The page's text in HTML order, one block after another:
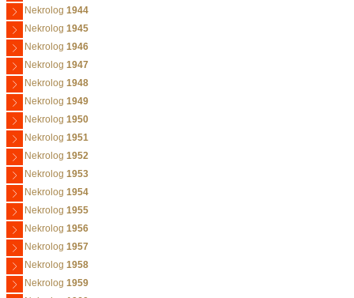
Nekrolog 1944
Nekrolog 1945
Nekrolog 1946
Nekrolog 1947
Nekrolog 1948
Nekrolog 1949
Nekrolog 1950
Nekrolog 1951
Nekrolog 1952
Nekrolog 1953
Nekrolog 1954
Nekrolog 1955
Nekrolog 1956
Nekrolog 1957
Nekrolog 1958
Nekrolog 1959